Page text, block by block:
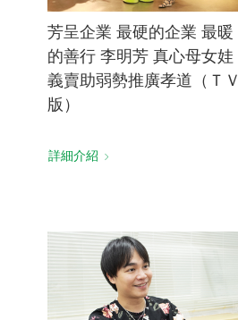
芳呈企業 最硬的企業 最暖
的善行 李明芳 真心母女娃
義賣助弱勢推廣孝道（ＴＶ
版）
詳細介紹